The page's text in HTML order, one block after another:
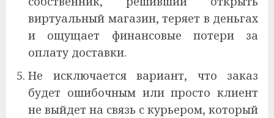
виртуальный магазин, теряет в деньгах
и ощущает финансовые потери за
оплату доставки.
Не исключается вариант, что заказ
будет ошибочным или просто клиент
не выйдет на связь с курьером, который